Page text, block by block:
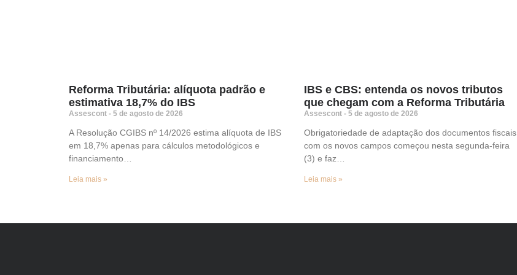
Reforma Tributária: alíquota padrão e
estimativa 18,7% do IBS
Assescont 5 de agosto de 2026
A Resolução CGIBS nº 14/2026 estima alíquota de IBS
em 18,7% apenas para cálculos metodológicos e
financiamento…
Leia mais »
IBS e CBS: entenda os novos tributos
que chegam com a Reforma Tributária
Assescont 5 de agosto de 2026
Obrigatoriedade de adaptação dos documentos fiscais
com os novos campos começou nesta segunda-feira
(3) e faz…
Leia mais »